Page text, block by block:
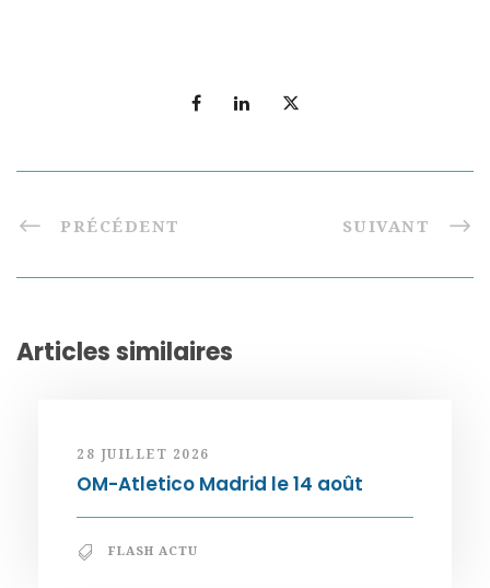
PRÉCÉDENT SUIVANT
Articles similaires
28 JUILLET 2026
OM-Atletico Madrid le 14 août
FLASH ACTU